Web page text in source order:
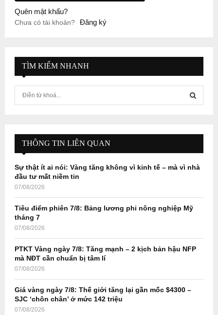
Quên mật khẩu?
Chưa có tài khoản? Đăng ký
TÌM KIẾM NHANH
f
r
E
A
H
THÔNG TIN LIÊN QUAN
Sự thật ít ai nói: Vàng tăng không vì kinh tế – mà vì nhà
đầu tư mất niềm tin
07/08/2026
Tiêu điểm phiên 7/8: Bảng lương phi nông nghiệp Mỹ
tháng 7
07/08/2026
PTKT Vàng ngày 7/8: Tăng mạnh – 2 kịch bản hậu NFP
mà NĐT cần chuẩn bị tâm lí
07/08/2026
Giá vàng ngày 7/8: Thế giới tăng lại gần mốc $4300 –
SJC ‘chôn chân’ ở mức 142 triệu
07/08/2026